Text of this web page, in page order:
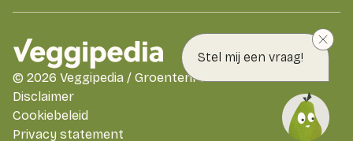
Stel mij een vraag!
Disclaimer
Cookiebeleid
Privacy statement
© 2026 Veggipedia / GroentenFruit Huis